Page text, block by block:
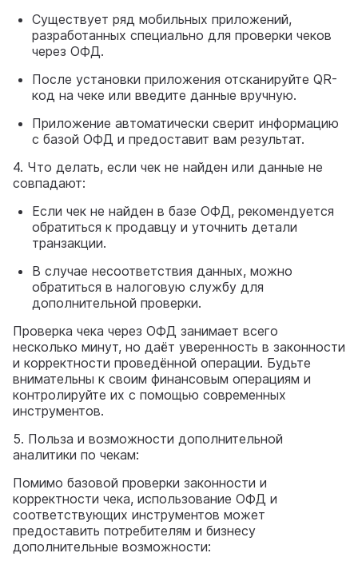
Существует ряд мобильных приложений,
разработанных специально для проверки чеков
через ОФД.
После установки приложения отсканируйте QR-
код на чеке или введите данные вручную.
Приложение автоматически сверит информацию
с базой ОФД и предоставит вам результат.
4. Что делать, если чек не найден или данные не
совпадают:
Если чек не найден в базе ОФД, рекомендуется
обратиться к продавцу и уточнить детали
транзакции.
В случае несоответствия данных, можно
обратиться в налоговую службу для
дополнительной проверки.
Проверка чека через ОФД занимает всего
несколько минут, но даёт уверенность в законности
и корректности проведённой операции. Будьте
внимательны к своим финансовым операциям и
контролируйте их с помощью современных
инструментов.
5. Польза и возможности дополнительной
аналитики по чекам:
Помимо базовой проверки законности и
корректности чека, использование ОФД и
соответствующих инструментов может
предоставить потребителям и бизнесу
дополнительные возможности: